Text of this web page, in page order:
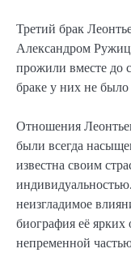
Третий брак
Александром
прожили вместе до
браке у них не было
Отношения
были всегда
известна своим
неизгладимое
биография её
непременной